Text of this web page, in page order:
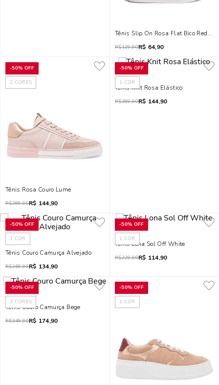
Tênis Slip On Rosa Flat Bico
R$129,90R$ 64,90
-50% OFF
2 CORES
Tênis Rosa Couro Lume
R$289,90R$ 144,90
-50% OFF
1 COR
Tênis Knit Rosa Elástico
R$289,90R$ 144,90
-50% OFF
1 COR
Tênis Couro Camurça Alvejado
R$269,90R$ 134,90
-50% OFF
1 COR
Tênis Lona Sol Off White
R$229,90R$ 114,90
-50% OFF
2 CORES
Tênis Couro Camurça Bege
R$349,90R$ 174,90
-50% OFF
1 COR